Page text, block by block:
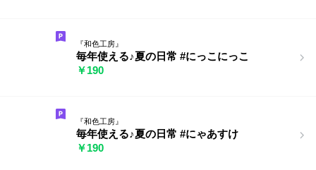
『和色工房』
毎年使える♪夏の日常 #にっこにっこ
￥190
『和色工房』
毎年使える♪夏の日常 #にゃあすけ
￥190